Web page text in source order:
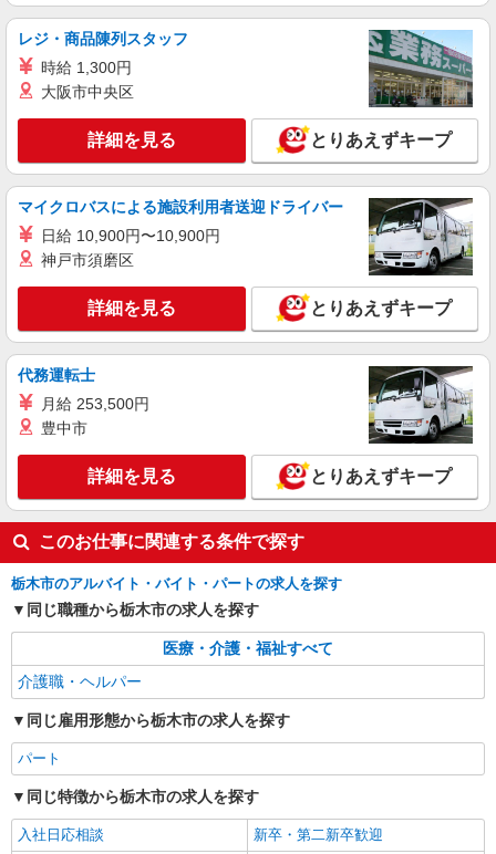
株式会社kotrio /●UT-H-2069360
栃木市＊幅広い世代が活動中！サ高住のサポー
時給1500円〜2150円 ＜日払い有/週払い有/交
通費全支給(ガソリン代含む)＞
栃木市 ★面接なし
キープ 詳細を見る
派遣社員
株式会社kotrio /●UT-H-1905865
栃木市▼綺麗なサ高住で生活ケア▼清掃やフロ
アの巡回など
時給1500円〜2125円 ＜日払い有/週払い有/交
キープ 詳細を見る
派遣社員
株式会社kotrio /●UT-H-2005854
栃木市★シフト柔軟で長く働きやすいシニア向
けマンション
時給1500円〜2125円 ＜日払い有/週払い有/交
通費全支給(ガソリン代含む)＞
栃木市 ★面接なし
詳細を見る
レジ・商品陳列スタッフ
時給 1,300円
大阪市中央区
詳細を見る とりあえずキープ
マイクロバスによる施設利用者送迎ドライバー
日給 10,900円〜10,900円
神戸市須磨区
詳細を見る とりあえずキープ
代務運転士
月給 253,500円
豊中市
詳細を見る とりあえずキープ
このお仕事に関連する条件で探す
栃木市のアルバイト・バイト・パートの求人を探す
同じ職種から栃木市の求人を探す
医療・介護・福祉すべて
介護職・ヘルパー
同じ雇用形態から栃木市の求人を探す
パート
同じ特徴から栃木市の求人を探す
入社日応相談
新卒・第二新卒歓迎